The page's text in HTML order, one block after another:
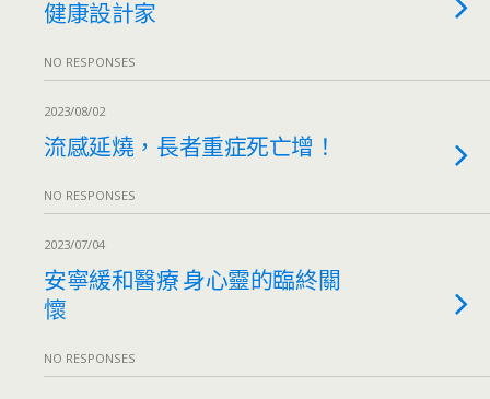
健康設計家
NO RESPONSES
2023/08/02
流感延燒，長者重症死亡增！
NO RESPONSES
2023/07/04
安寧緩和醫療 身心靈的臨終關
懷
NO RESPONSES